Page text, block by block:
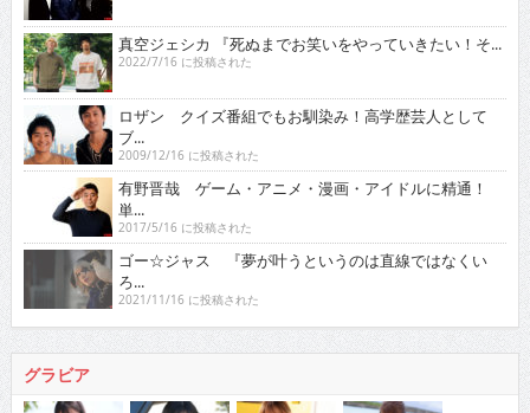
真空ジェシカ 『死ぬまでお笑いをやっていきたい！そ...
2022/7/16 に投稿された
ロザン クイズ番組でもお馴染み！高学歴芸人として
ブ...
2009/12/16 に投稿された
有野晋哉 ゲーム・アニメ・漫画・アイドルに精通！
単...
2017/5/16 に投稿された
ゴー☆ジャス 『夢が叶うというのは直線ではなくい
ろ...
2021/11/16 に投稿された
グラビア